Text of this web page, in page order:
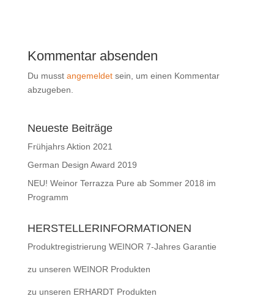
Kommentar absenden
Du musst angemeldetsein, um einen Kommentar
abzugeben.
Neueste Beiträge
Frühjahrs Aktion 2021
German Design Award 2019
NEU! Weinor Terrazza Pure ab Sommer 2018 im
Programm
HERSTELLERINFORMATIONEN
Produktregistrierung WEINOR 7-Jahres Garantie
zu unseren WEINOR Produkten
zu unseren ERHARDT Produkten